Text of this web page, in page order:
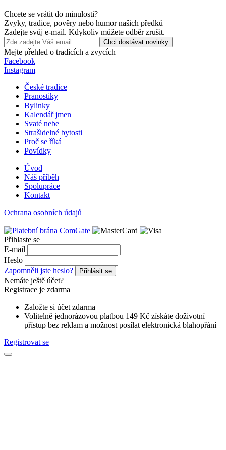
Chcete se vrátit do minulosti?
Zvyky, tradice, pověry nebo humor našich předků
Zadejte svůj e-mail. Kdykoliv můžete odběr zrušit.
Chci dostávat novinky
Mejte přehled o tradicích a zvycích
Facebook
Instagram
České tradice
Pranostiky
Bylinky
Kalendář jmen
Svaté nebe
Strašidelné bytosti
Proč se říká
Povídky
Úvod
Náš příběh
Spolupráce
Kontakt
Ochrana osobních údajů
Přihlaste se
E-mail
Heslo
Zapomněli jste heslo?
Přihlásit se
Nemáte ještě účet?
Registrace je zdarma
Založte si účet zdarma
Volitelně jednorázovou platbou 149 Kč získáte doživotní
přístup bez reklam a možnost posílat elektronická blahopřání
Registrovat se